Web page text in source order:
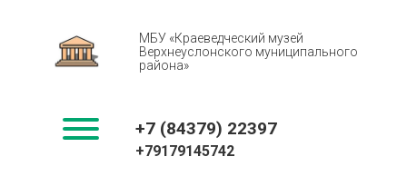
МБУ «Краеведческий музей
Верхнеуслонского муниципального
района»
+7 (84379) 22397
+79179145742